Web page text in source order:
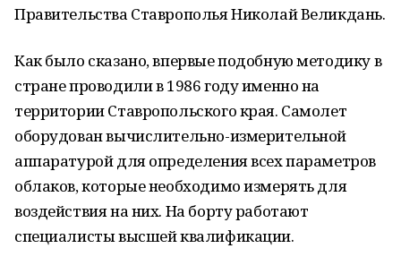
Правительства Ставрополья Николай Великдань.
Как было сказано, впервые подобную методику в
стране проводили в 1986 году именно на
территории Ставропольского края. Самолет
оборудован вычислительно-измерительной
аппаратурой для определения всех параметров
облаков, которые необходимо измерять для
воздействия на них. На борту работают
специалисты высшей квалификации.